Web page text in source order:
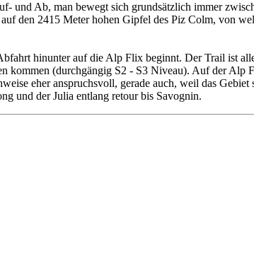
und Ab, man bewegt sich grundsätzlich immer
den 2415 Meter hohen Gipfel des Piz Colm, von
hinunter auf die Alp Flix beginnt. Der Trail ist
kommen (durchgängig S2 - S3 Niveau). Auf der Alp
eher anspruchsvoll, gerade auch, weil das
und der Julia entlang retour bis Savognin.